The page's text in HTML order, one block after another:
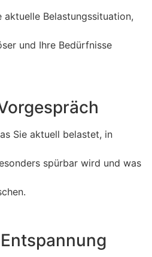
Belastungssituation,
und Ihre Bedürfnisse
Sie aktuell belastet, in
spürbar wird und was